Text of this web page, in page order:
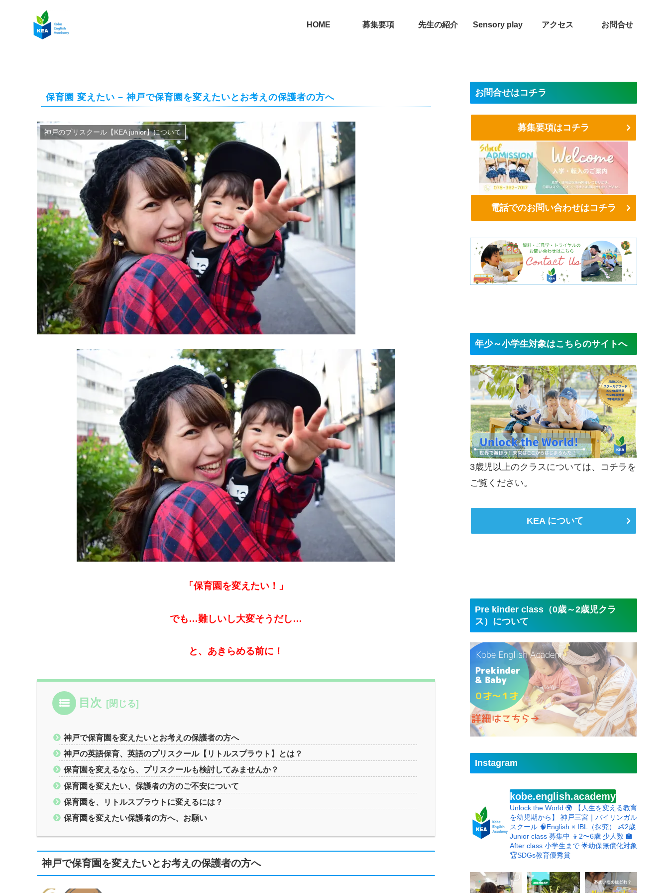
HOME 募集要項 先生の紹介 Sensory play アクセス お問合せ
保育園 変えたい – 神戸で保育園を変えたいとお考えの保護者の方へ
神戸のプリスクール【KEA junior】について
「保育園を変えたい！」
でも…難しいし大変そうだし…
と、あきらめる前に！
目次
神戸で保育園を変えたいとお考えの保護者の方へ
神戸の英語保育、英語のプリスクール【リトルスプラウト】とは？
保育園を変えるなら、プリスクールも検討してみませんか？
保育園を変えたい、保護者の方のご不安について
保育園を、リトルスプラウトに変えるには？
保育園を変えたい保護者の方へ、お願い
神戸で保育園を変えたいとお考えの保護者の方へ
お問合せはコチラ
募集要項はコチラ
電話でのお問い合わせはコチラ
年少～小学生対象はこちらのサイトへ
3歳児以上のクラスについては、コチラを
ご覧ください。
KEA について
Pre kinder class（0歳～2歳児クラ
ス）について
Instagram
kobe.english.academy
Unlock the World 🌍 【人生を変える教育
を幼児期から】
神戸三宮｜バイリンガル
スクール 🧠English × IBL（探究）
👶2歳
Junior class 募集中 👦2〜6歳 少人数 🏫
After class 小学生まで 🌟幼保無償化対象
🏆SDGs教育優秀賞